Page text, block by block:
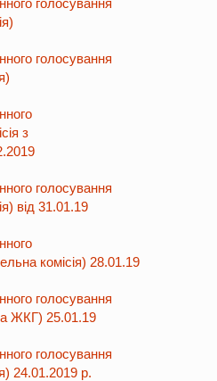
голосування
голосування
з
голосування
від 31.01.19
комісія) 28.01.19
голосування
ЖКГ) 25.01.19
голосування
24.01.2019 р.